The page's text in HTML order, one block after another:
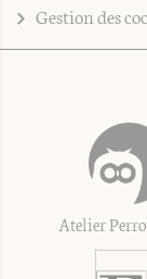
Gestion des
Atelier